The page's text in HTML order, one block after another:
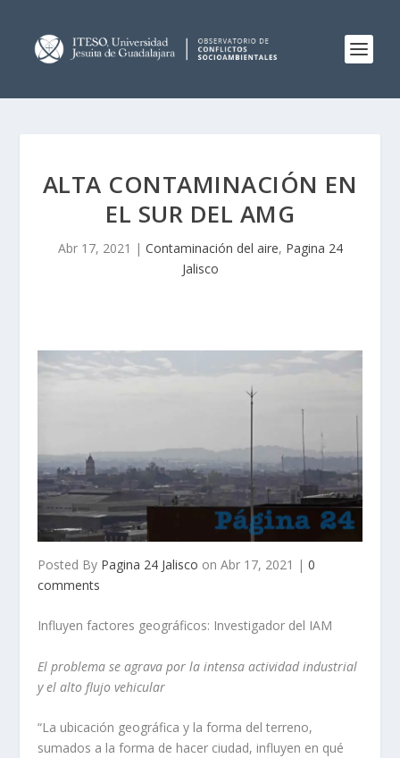
ALTA CONTAMINACIÓN EN
EL SUR DEL AMG
Abr 17, 2021 | Contaminación del aire, Pagina 24
Jalisco
Posted By Pagina 24 Jalisco on Abr 17, 2021 |0
comments
Influyen factores geográficos: Investigador del IAM
El problema se agrava por la intensa actividad industrial
y el alto flujo vehicular
“La ubicación geográfica y la forma del terreno,
sumados a la forma de hacer ciudad, influyen en qué